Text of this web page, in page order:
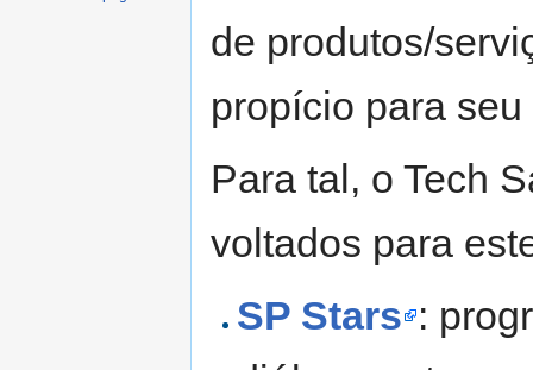
de produtos/
propício para
Para tal, o Tech
voltados para
SP Stars :